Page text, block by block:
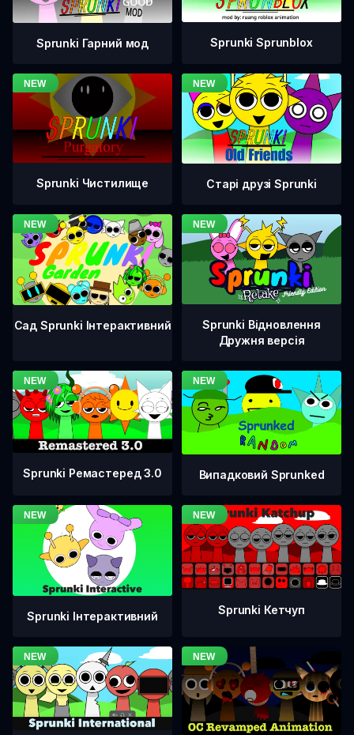
Sprunki Гарний мод Sprunki Sprunblox
Sprunki Чистилище Старі друзі Sprunki
Сад Sprunki Інтерактивний
Sprunki Відновлення
Дружня версія
Sprunki Ремастеред 3.0 Випадковий Sprunked
Sprunki Інтерактивний Sprunki Кетчуп